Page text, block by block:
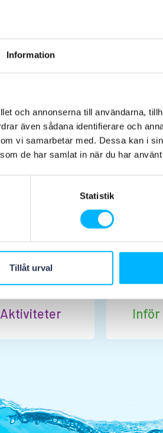
Information
och annonserna till användarna,
även sådana identifierare och
vi samarbetar med. Dessa kan i
de har samlat in när du har
Statistik
Tillåt urval
ditt besök
Aktiviteter Inför